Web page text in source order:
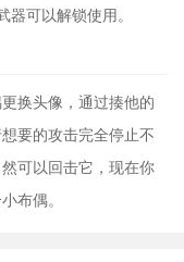
可以解锁使用。
换头像，通过揍他的
要的攻击完全停止不
可以回击它，现在你
布偶。